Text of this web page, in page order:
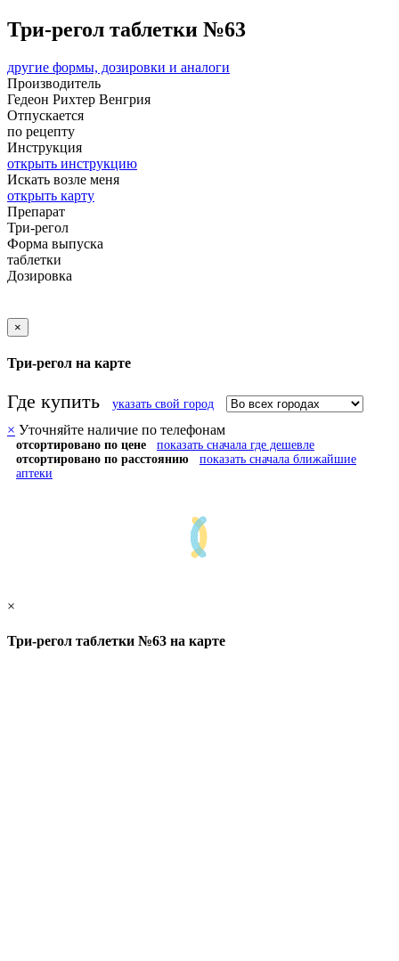
Три-регол таблетки №63
другие формы, дозировки и аналоги
Производитель
Гедеон Рихтер Венгрия
Отпускается
по рецепту
Инструкция
открыть инструкцию
Искать возле меня
открыть карту
Препарат
Три-регол
Форма выпуска
таблетки
Дозировка
×
Три-регол на карте
Где купить указать свой город
× Уточняйте наличие по телефонам
отсортировано по цене
показать сначала где дешевле
отсортировано по расстоянию
показать сначала ближайшие
аптеки
×
Три-регол таблетки №63 на карте